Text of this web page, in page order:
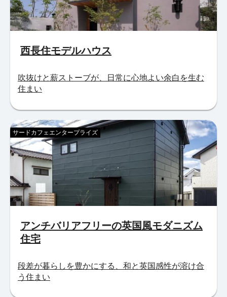
西長住モデルハウス
吹抜けと薪ストーブが、日常に心地よい余白を生む
住まい
アンチバリアフリーの英国風モダニズム
住宅
サードカフェエンタープライズ
段差が暮らしを豊かにする、和と英国感性が溶け合
う住まい